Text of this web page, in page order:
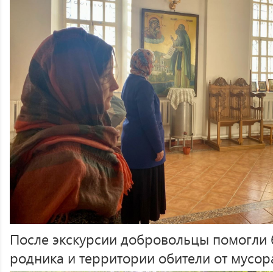
После экскурсии добровольцы помогли
родника и территории обители от